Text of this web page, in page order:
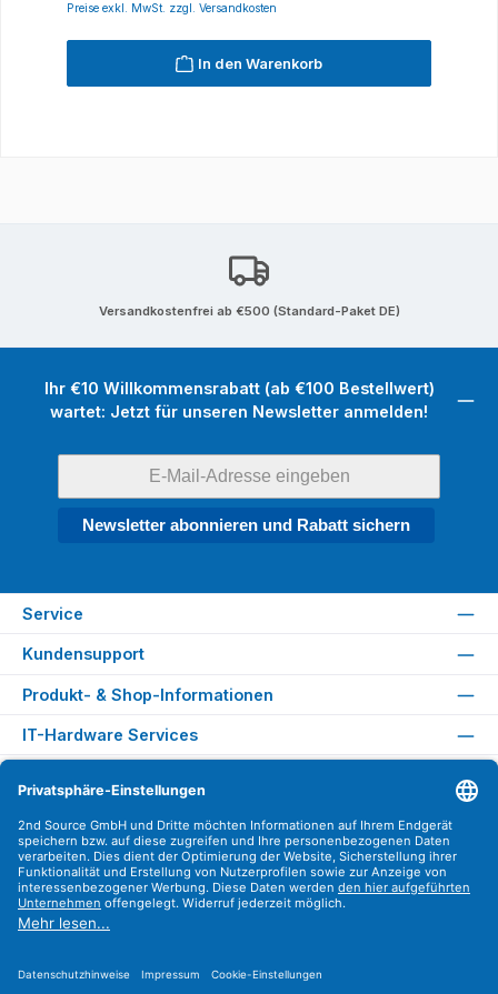
Preise exkl. MwSt. zzgl. Versandkosten
In den Warenkorb
Versandkostenfrei ab €500 (Standard-Paket DE)
Ihr €10 Willkommensrabatt (ab €100 Bestellwert)
wartet: Jetzt für unseren Newsletter anmelden!
Newsletter abonnieren und Rabatt sichern
Service
Kundensupport
Produkt- & Shop-Informationen
IT-Hardware Services
Versandarten
Zahlungsarten
Sicher Einkaufen
Find us on